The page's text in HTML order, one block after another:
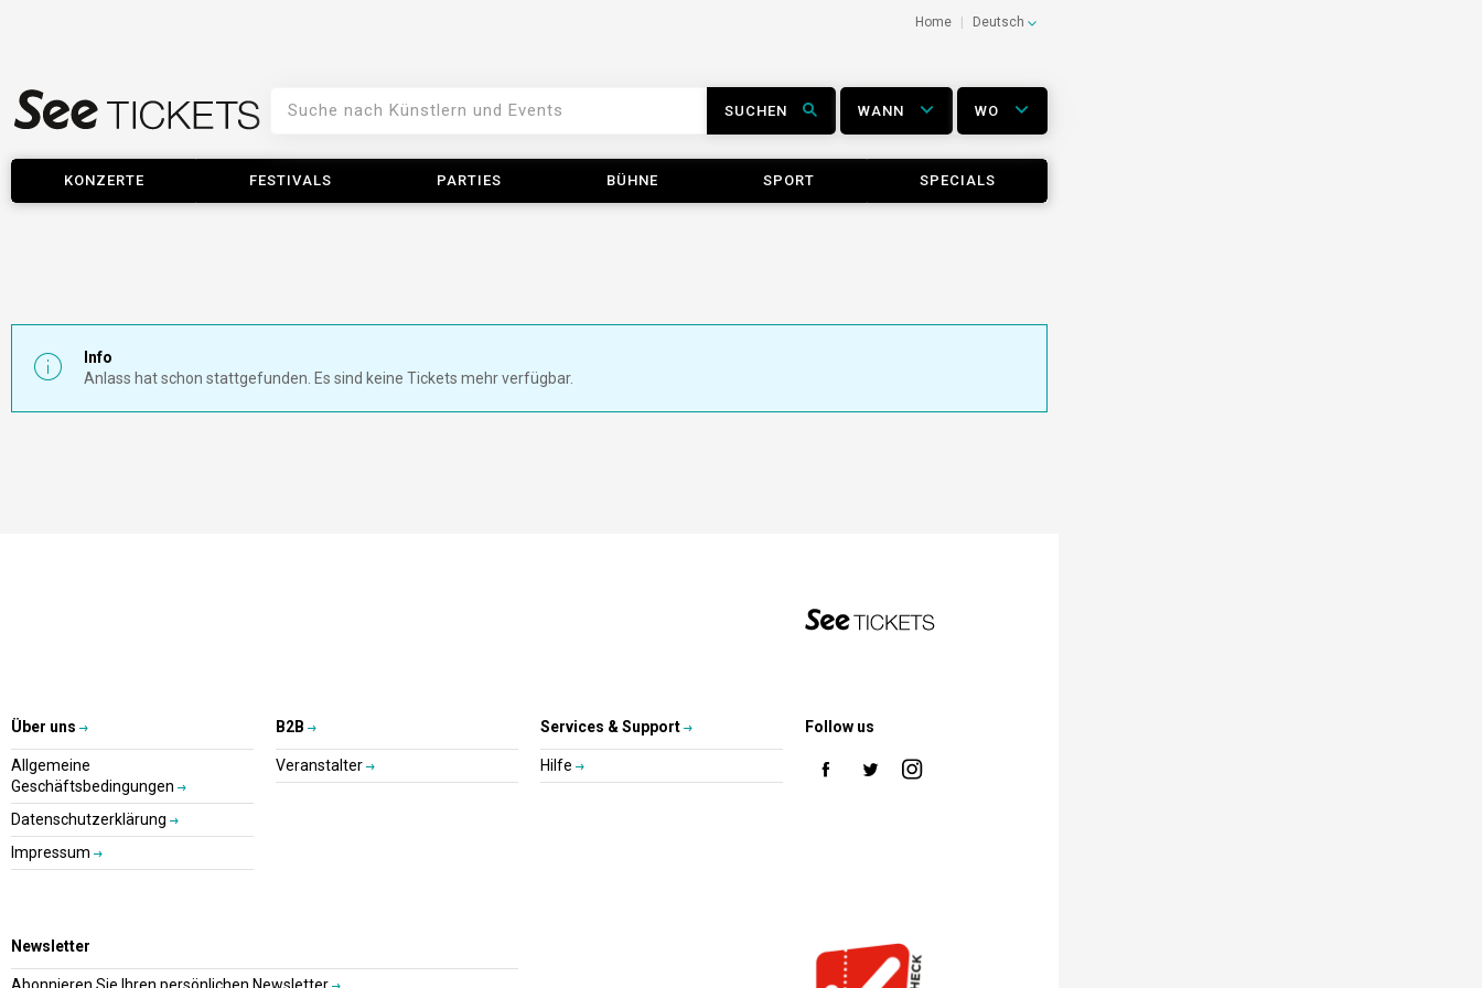
Home Deutsch
SUCHEN WANN WO
KONZERTE FESTIVALS PARTIES BÜHNE SPORT SPECIALS
Info
Anlass hat schon stattgefunden. Es sind keine Tickets mehr verfügbar.
Über uns
Allgemeine
Geschäftsbedingungen
Datenschutzerklärung
Impressum
B2B
Veranstalter
Services & Support
Hilfe
Follow us
Newsletter